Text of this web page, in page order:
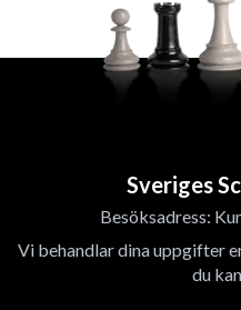
Sveriges
Besöksadress:
Vi behandlar dina uppgifter
du